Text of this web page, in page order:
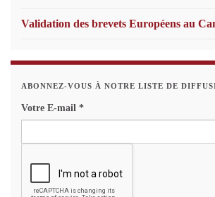
Validation des brevets Européens au
ABONNEZ-VOUS À NOTRE LISTE DE
Votre E-mail *